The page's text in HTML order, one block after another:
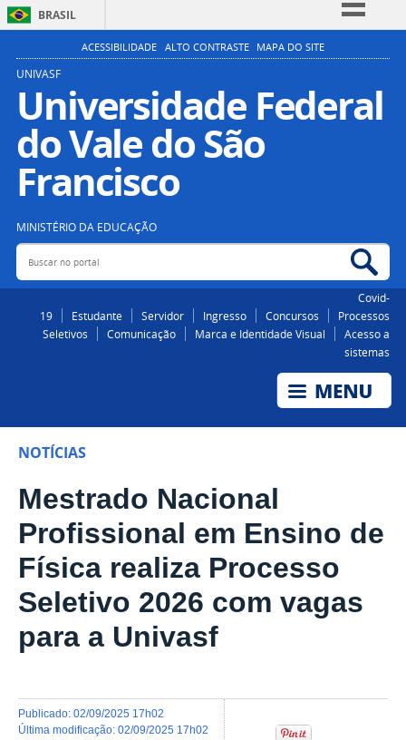
BRASIL
Simplifique!
Participe
Acesso à informação
Legislação
ACESSIBILIDADE ALTO CONTRASTE MAPA DO SITE
UNIVASF
Universidade Federal
do Vale do São
Francisco
MINISTÉRIO DA EDUCAÇÃO
Buscar no portal
Covid-
19
Estudante Servidor Ingresso Concursos
Processos
Seletivos
Comunicação Marca e Identidade Visual
Acesso a
sistemas
NOTÍCIAS
Mestrado Nacional
Profissional em Ensino de
Física realiza Processo
Seletivo 2026 com vagas
para a Univasf
publicado: 02/09/2025 17h02
última modificação: 02/09/2025 17h02